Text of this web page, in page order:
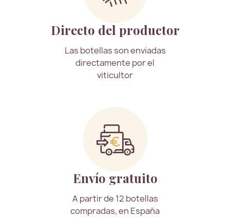
Directo del productor
Las botellas son enviadas
directamente por el
viticultor
Envío gratuito
A partir de 12 botellas
compradas, en España